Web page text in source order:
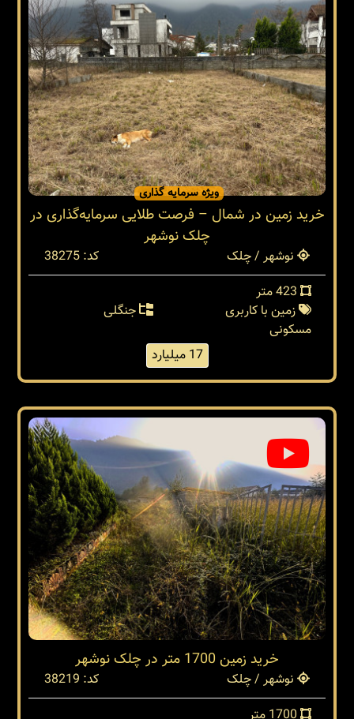
ویژه سرمایه گذاری
خرید زمین در شمال – فرصت طلایی سرمایه‌گذاری در
چلک نوشهر
نوشهر / چلک
کد: 38275
زمین با کاربری
مسکونی
جنگلی
17 میلیارد
خرید زمین 1700 متر در چلک نوشهر
نوشهر / چلک
کد: 38219